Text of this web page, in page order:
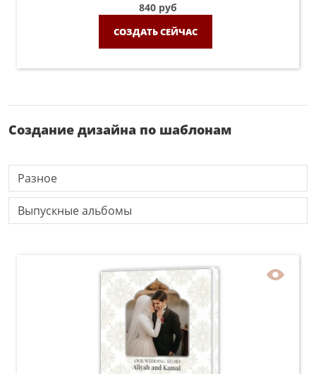
840 руб
СОЗДАТЬ СЕЙЧАС
Создание дизайна по шаблонам
Разное
Выпускные альбомы